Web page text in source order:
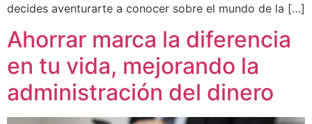
decides aventurarte a conocer sobre el mundo de la […]
Ahorrar marca la diferencia
en tu vida, mejorando la
administración del dinero